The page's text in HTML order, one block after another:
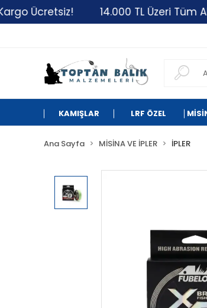
14.000 TL Üzeri Tüm
KAMIŞLAR LRF ÖZEL
Ana Sayfa MİSİNA VE İPLER İPLER